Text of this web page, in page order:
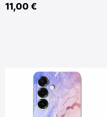
11,00 €